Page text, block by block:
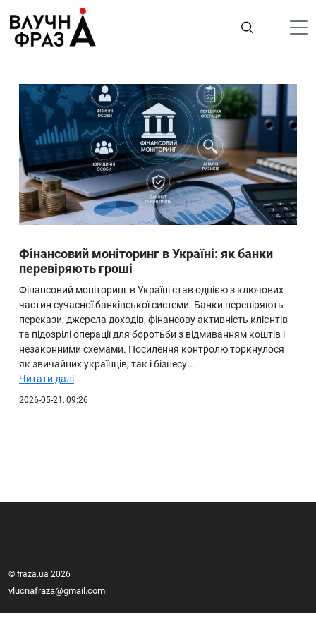
содержимому
Гроші
Життя
Лайфстайл
ТехноНаука
Людина
Ukraine
Про нас
Фінансовий моніторинг в Україні: як банки
перевіряють гроші
Фінансовий моніторинг в Україні став однією з ключових
частин сучасної банківської системи. Банки перевіряють
перекази, джерела доходів, фінансову активність клієнтів
та підозрілі операції для боротьби з відмиванням коштів і
незаконними схемами. Посилення контролю торкнулося
як звичайних українців, так і бізнесу.…
Читати далі
2026-05-21, 09:26
© fraza.ua 2026
vlucnafraza@gmail.com